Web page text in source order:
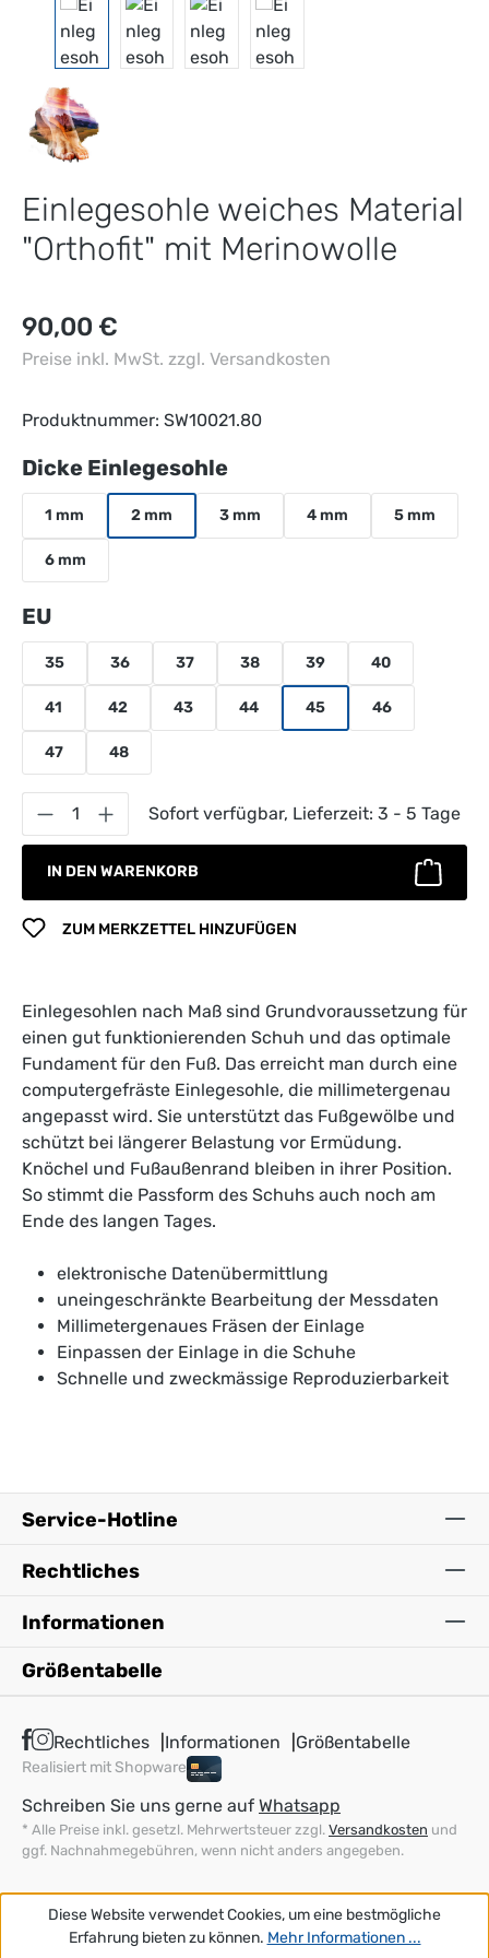
Einlegesohle weiches Material
"Orthofit" mit Merinowolle
Regulärer Preis:
90,00 €
Preise inkl. MwSt. zzgl. Versandkosten
Produktnummer: SW10021.80
Dicke Einlegesohleauswählen
1 mm 2 mm 3 mm 4 mm 5 mm
6 mm
EU
35 36 37 38 39 40
41 42 43 44 45 46
47 48
Produkt Anzahl: Gib den gewünschten
Sofort verfügbar, Lieferzeit: 3 - 5 Tage
IN DEN WARENKORB
ZUM MERKZETTEL HINZUFÜGEN
Einlegesohlen nach Maß sind Grundvoraussetzung für
einen gut funktionierenden Schuh und das optimale
Fundament für den Fuß. Das erreicht man durch eine
computergefräste Einlegesohle, die millimetergenau
angepasst wird. Sie unterstützt das Fußgewölbe und
schützt bei längerer Belastung vor Ermüdung.
Knöchel und Fußaußenrand bleiben in ihrer Position.
So stimmt die Passform des Schuhs auch noch am
Ende des langen Tages.
elektronische Datenübermittlung
uneingeschränkte Bearbeitung der Messdaten
Millimetergenaues Fräsen der Einlage
Einpassen der Einlage in die Schuhe
Schnelle und zweckmässige Reproduzierbarkeit
Service-Hotline
Rechtliches
Informationen
Größentabelle
Rechtliches Informationen Größentabelle
Realisiert mit Shopware
Schreiben Sie uns gerne auf Whatsapp
* Alle Preise inkl. gesetzl. Mehrwertsteuer zzgl. Versandkosten und
ggf. Nachnahmegebühren, wenn nicht anders angegeben.
Diese Website verwendet Cookies, um eine bestmögliche
Erfahrung bieten zu können. Mehr Informationen ...